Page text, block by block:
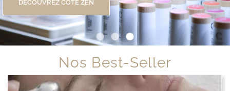
DÉCOUVREZ COTE ZEN
Nos Best-Seller